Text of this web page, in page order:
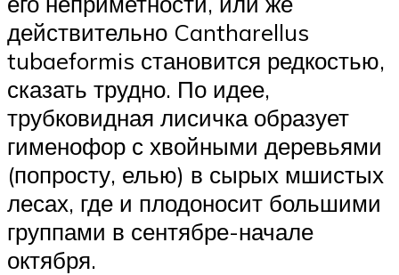
действительно Cantharellus
tubaeformis становится редкостью,
сказать трудно. По идее,
трубковидная лисичка образует
гименофор с хвойными деревьями
(попросту, елью) в сырых мшистых
лесах, где и плодоносит большими
группами в сентябре-начале
октября.